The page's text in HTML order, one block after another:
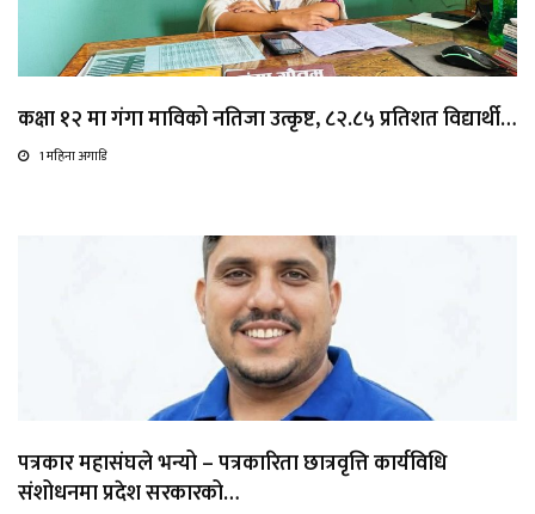
कक्षा १२ मा गंगा माविको नतिजा उत्कृष्ट, ८२.८५ प्रतिशत विद्यार्थी…
1 महिना अगाडि
पत्रकार महासंघले भन्यो – पत्रकारिता छात्रवृत्ति कार्यविधि
संशोधनमा प्रदेश सरकारको…